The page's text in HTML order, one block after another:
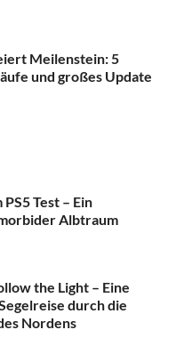
Meilenstein: 5
und großes Update
Test – Ein
Albtraum
the Light – Eine
durch die
Nordens